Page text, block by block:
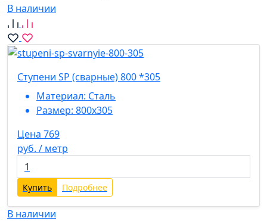
В наличии
Ступени SP (сварные) 800 *305
Материал: Сталь
Размер: 800х305
Цена 769
руб. / метр
Купить Подробнее
В наличии